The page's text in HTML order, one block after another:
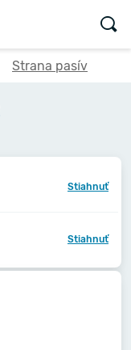
Strana pasív
Stiahnuť
Stiahnuť